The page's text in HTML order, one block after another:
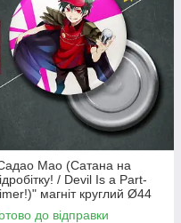
Мао (Сатана на
/ Devil Is a Part-
магніт круглий Ø44
до відправки